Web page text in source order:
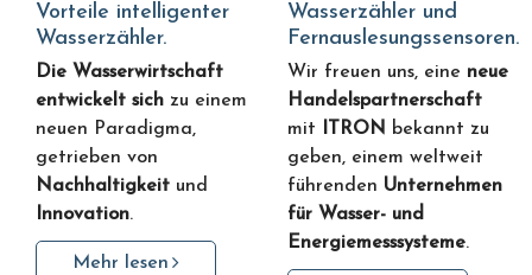
Vorteile intelligenter
Wasserzähler.
Die Wasserwirtschaft
entwickelt sich zu einem
neuen Paradigma,
getrieben von
Nachhaltigkeit und
Innovation.
Mehr lesen
Wasserzähler und
Fernauslesungssensoren.
Wir freuen uns, eine neue
Handelspartnerschaft
mit ITRON bekannt zu
geben, einem weltweit
führenden Unternehmen
für Wasser- und
Energiemesssysteme.